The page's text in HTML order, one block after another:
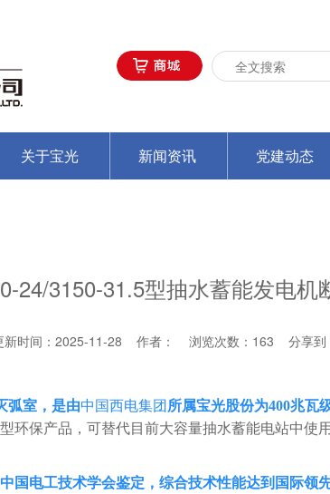
关于宝光 新闻资讯 党建动态
24/3150-31.5型抽水蓄能发电机
新时间：2025-11-28 作者： 浏览次数： 163 分享到
弧室，是由中国西电集团 所属宝光股份为400兆瓦
环保产品，可替代目前大容量抽水蓄能电站中使
国电工技术学会鉴定，综合技术性能达到国际领先